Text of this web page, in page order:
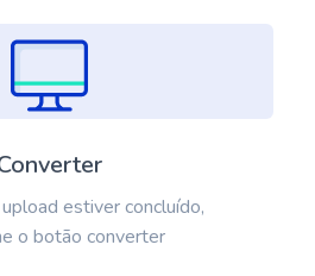
estiver concluído,
o botão converter